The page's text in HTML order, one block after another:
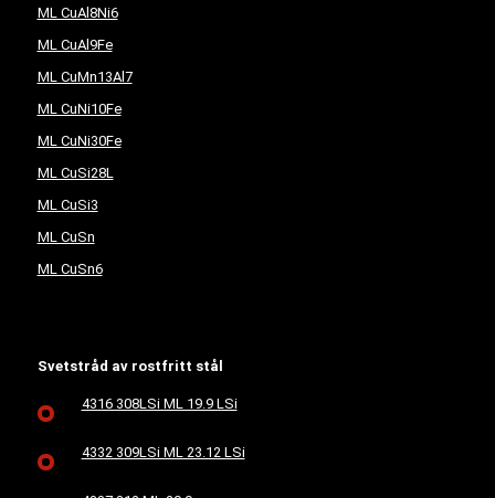
ML CuAl8Ni6
ML CuAl9Fe
ML CuMn13Al7
ML CuNi10Fe
ML CuNi30Fe
ML CuSi28L
ML CuSi3
ML CuSn
ML CuSn6
Svetstråd av rostfritt stål
4316 308LSi ML 19.9 LSi
4332 309LSi ML 23.12 LSi